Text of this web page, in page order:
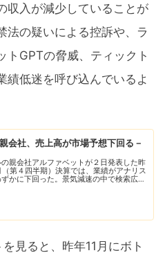
収入が減少していることが
法の疑いによる控訴や、ラ
トGPTの脅威、ティックト
績低迷を呼び込んでいるよ
会社、売上高が市場予想下回る－
親会社アルファベットが２日発表した昨
（第４四半期）決算では、業績がアナリス
ずかに下回った。景気減速の中で検索広告
見ると、昨年11月にボト